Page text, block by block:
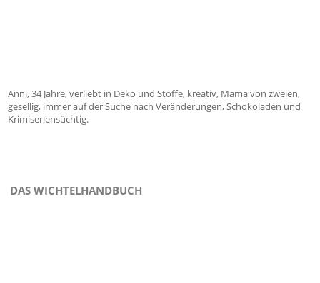
Anni, 34 Jahre, verliebt in Deko und Stoffe, kreativ, Mama von zweien,
gesellig, immer auf der Suche nach Veränderungen, Schokoladen und
Krimiseriensüchtig.
DAS WICHTELHANDBUCH